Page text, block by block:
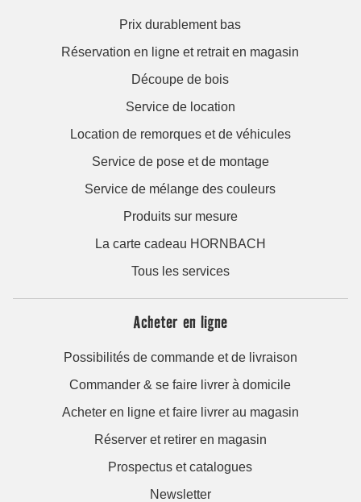
Prix durablement bas
Réservation en ligne et retrait en magasin
Découpe de bois
Service de location
Location de remorques et de véhicules
Service de pose et de montage
Service de mélange des couleurs
Produits sur mesure
La carte cadeau HORNBACH
Tous les services
Acheter en ligne
Possibilités de commande et de livraison
Commander & se faire livrer à domicile
Acheter en ligne et faire livrer au magasin
Réserver et retirer en magasin
Prospectus et catalogues
Newsletter